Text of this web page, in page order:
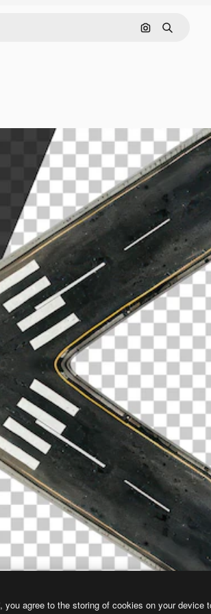
画像で検索
検索
使うと、あなた独自の画像を作成できます。
you agree to the storing of cookies on your device